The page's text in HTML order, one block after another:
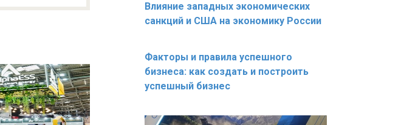
Влияние западных экономических
санкций и США на экономику России
Факторы и правила успешного
бизнеса: как создать и построить
успешный бизнес